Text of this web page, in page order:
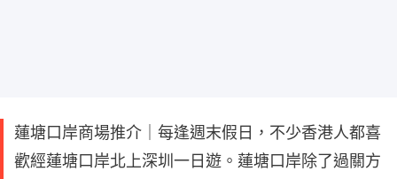
蓮塘口岸商場推介｜每逢週末假日，不少香港人都喜
歡經蓮塘口岸北上深圳一日遊。蓮塘口岸除了過關方